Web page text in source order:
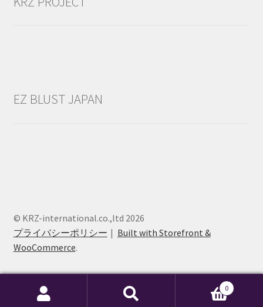
EZ BLUST JAPAN
© KRZ-international.co.,ltd 2026
プライバシーポリシー
Built with Storefront &
WooCommerce.
0